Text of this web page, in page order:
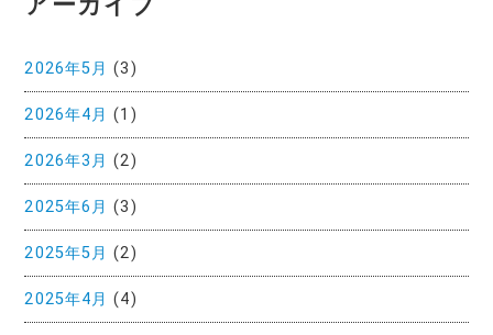
2026年5月 (3)
2026年4月 (1)
2026年3月 (2)
2025年6月 (3)
2025年5月 (2)
2025年4月 (4)